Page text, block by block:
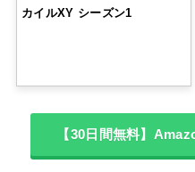
カイルXY シーズン1
【30日間無料】